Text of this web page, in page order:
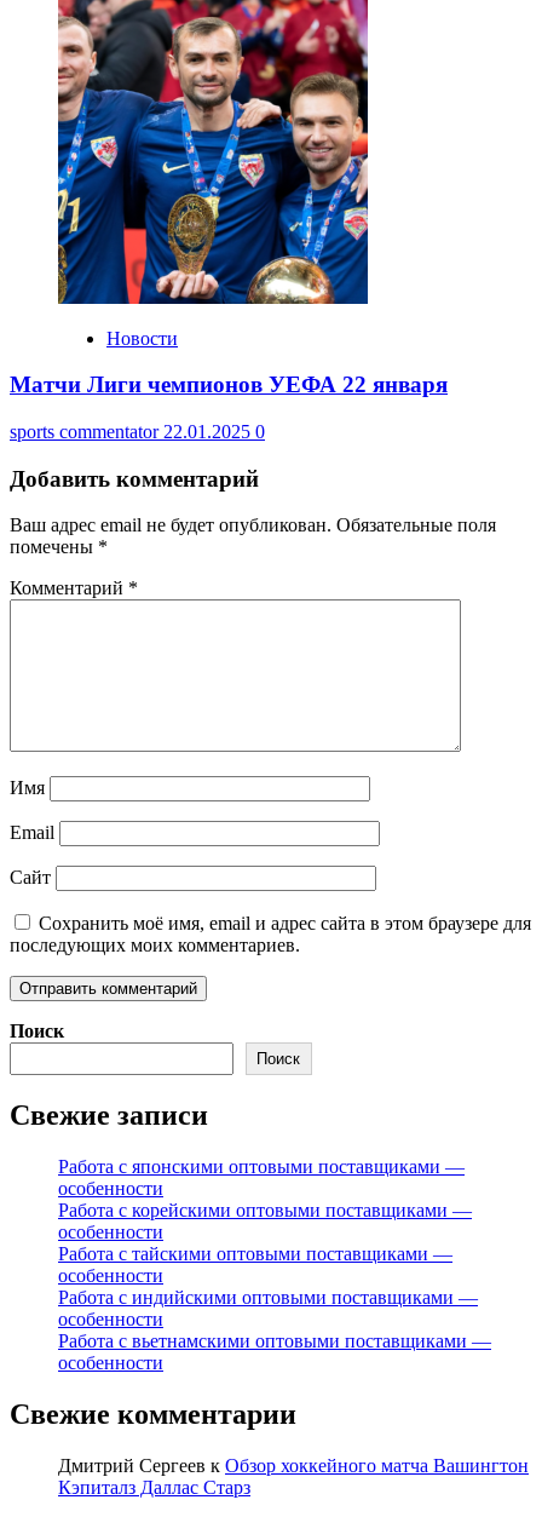
Новости
Матчи Лиги чемпионов УЕФА 22 января
sports commentator 22.01.2025 0
Добавить комментарий
Ваш адрес email не будет опубликован. Обязательные поля
помечены *
Комментарий *
Имя
Email
Сайт
Сохранить моё имя, email и адрес сайта в этом браузере для
последующих моих комментариев.
Поиск
Поиск
Свежие записи
Работа с японскими оптовыми поставщиками —
особенности
Работа с корейскими оптовыми поставщиками —
особенности
Работа с тайскими оптовыми поставщиками —
особенности
Работа с индийскими оптовыми поставщиками —
особенности
Работа с вьетнамскими оптовыми поставщиками —
особенности
Свежие комментарии
Дмитрий Сергеев к Обзор хоккейного матча Вашингтон
Кэпиталз Даллас Старз